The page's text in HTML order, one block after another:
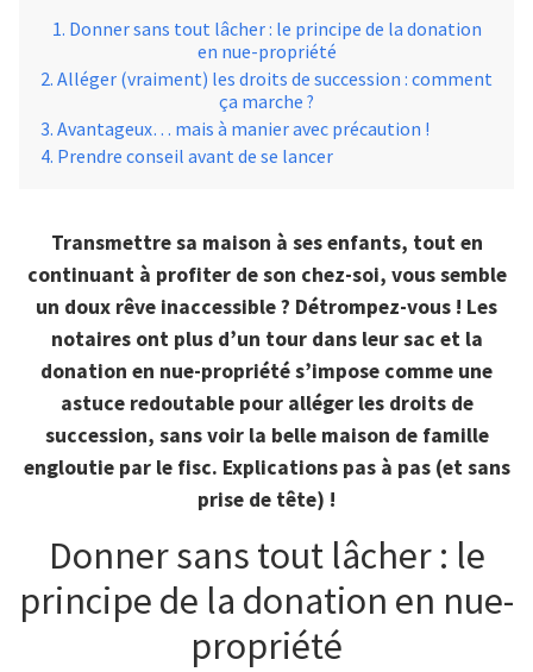
Donner sans tout lâcher : le principe de la donation
en nue-propriété
Alléger (vraiment) les droits de succession : comment
ça marche ?
Avantageux… mais à manier avec précaution !
Prendre conseil avant de se lancer
Transmettre sa maison à ses enfants, tout en
continuant à profiter de son chez-soi, vous semble
un doux rêve inaccessible ? Détrompez-vous ! Les
notaires ont plus d’un tour dans leur sac et la
donation en nue-propriété s’impose comme une
astuce redoutable pour alléger les droits de
succession, sans voir la belle maison de famille
engloutie par le fisc. Explications pas à pas (et sans
prise de tête) !
Donner sans tout lâcher : le
principe de la donation en nue-
propriété